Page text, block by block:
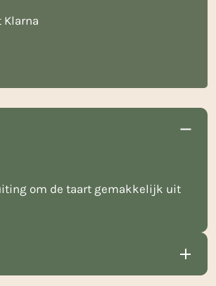
Klarna
om de taart gemakkelijk uit